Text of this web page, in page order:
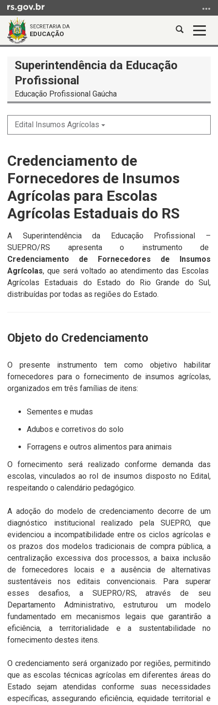
para
conteúdo
menu
busca
SECRETARIA DA
EDUCAÇÃO
Abrir
conteúdo
Superintendência da Educação
Profissional
Educação Profissional Gaúcha
Edital Insumos Agrícolas
Credenciamento de
Fornecedores de Insumos
Agrícolas para Escolas
Agrícolas Estaduais do RS
A Superintendência da Educação Profissional –
SUEPRO/RS apresenta o instrumento de
Credenciamento de Fornecedores de Insumos
Agrícolas, que será voltado ao atendimento das Escolas
Agrícolas Estaduais do Estado do Rio Grande do Sul,
distribuídas por todas as regiões do Estado.
Objeto do Credenciamento
O presente instrumento tem como objetivo habilitar
fornecedores para o fornecimento de insumos agrícolas,
organizados em três famílias de itens:
Sementes e mudas
Adubos e corretivos do solo
Forragens e outros alimentos para animais
O fornecimento será realizado conforme demanda das
escolas, vinculados ao rol de insumos disposto no Edital,
respeitando o calendário pedagógico.
A adoção do modelo de credenciamento decorre de um
diagnóstico institucional realizado pela SUEPRO, que
evidenciou a incompatibilidade entre os ciclos agrícolas e
os prazos dos modelos tradicionais de compra pública, a
centralização excessiva dos processos, a baixa inclusão
de fornecedores locais e a ausência de alternativas
sustentáveis nos editais convencionais. Para superar
esses desafios, a
SUEPRO/RS, através de seu
Departamento Administrativo,
estruturou um modelo
fundamentado em mecanismos legais que garantirão a
eficiência, a territorialidade e a sustentabilidade no
fornecimento destes itens.
O credenciamento será organizado por regiões, permitindo
que as escolas técnicas agrícolas em diferentes áreas do
Estado sejam atendidas conforme suas necessidades
específicas, assegurando eficiência, equidade territorial e